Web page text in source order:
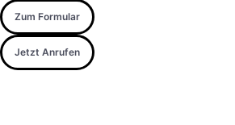
Zum Formular
Jetzt Anrufen